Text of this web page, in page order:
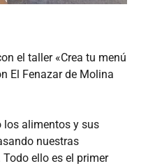
el taller «Crea tu menú
El Fenazar de Molina
los alimentos y sus
nuestras
ello es el primer